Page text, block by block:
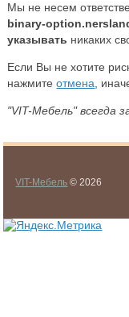
Мы не несем
binary-
указывать никаких
Если Вы не хотите
нажмитеотмена ,
"VIT-Мебель" всегда
VIT-Мебель © 2026